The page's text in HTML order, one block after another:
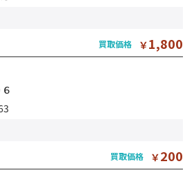
買取価格 ￥1,800
買取価格 ￥200